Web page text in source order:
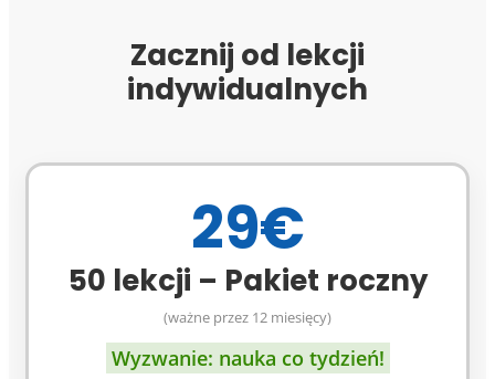
Zacznij od lekcji
indywidualnych
29€
50 lekcji – Pakiet roczny
(ważne przez 12 miesięcy)
Wyzwanie: nauka co tydzień!